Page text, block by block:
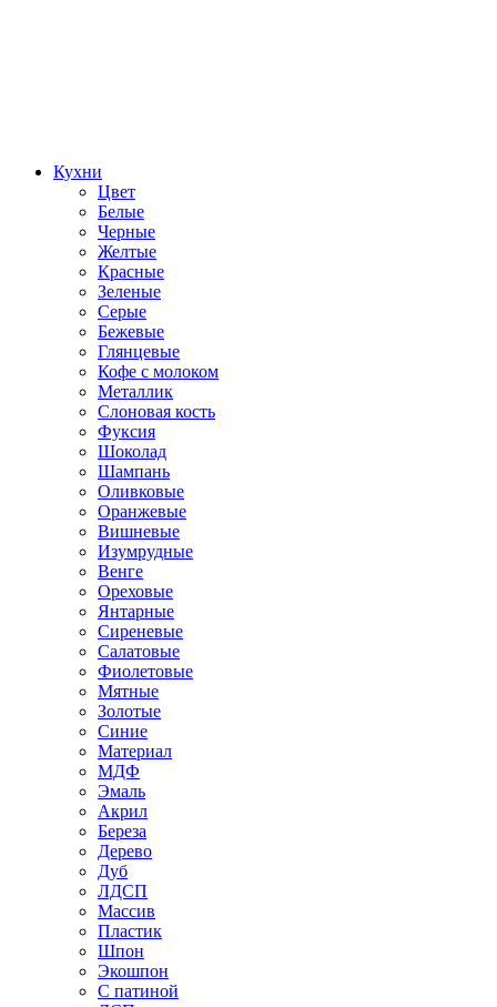
Кухни
Цвет
Белые
Черные
Желтые
Красные
Зеленые
Серые
Бежевые
Глянцевые
Кофе с молоком
Металлик
Слоновая кость
Фуксия
Шоколад
Шампань
Оливковые
Оранжевые
Вишневые
Изумрудные
Венге
Ореховые
Янтарные
Сиреневые
Салатовые
Фиолетовые
Мятные
Золотые
Синие
Материал
МДФ
Эмаль
Акрил
Береза
Дерево
Дуб
ЛДСП
Массив
Пластик
Шпон
Экошпон
С патиной